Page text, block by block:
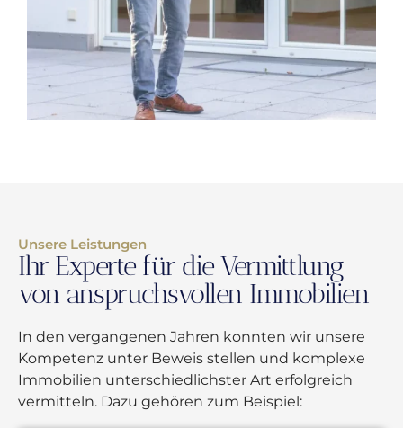
Unsere Leistungen
Ihr Experte für die Vermittlung
von anspruchsvollen Immobilien
In den vergangenen Jahren konnten wir unsere
Kompetenz unter Beweis stellen und komplexe
Immobilien unterschiedlichster Art erfolgreich
vermitteln. Dazu gehören zum Beispiel: